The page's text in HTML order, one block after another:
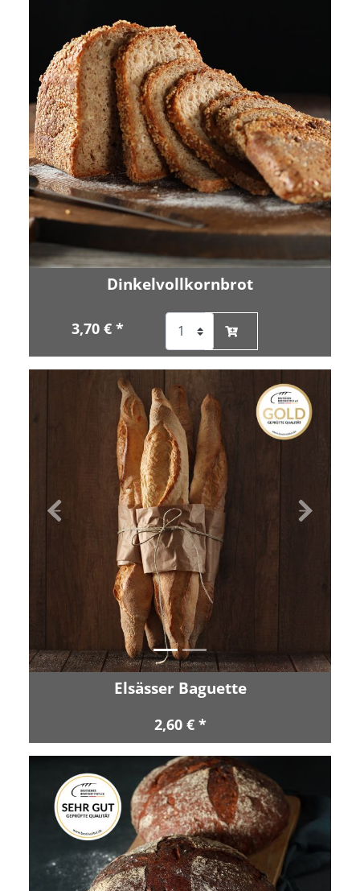
Dinkelvollkornbrot
3,70 € *
Zurück Vor
Elsässer Baguette
2,60 € *